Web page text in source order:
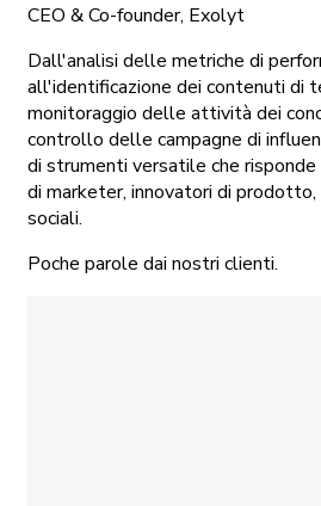
CEO & Co-founder, Exolyt
Dall'analisi delle metriche di
all'identificazione dei contenuti di
monitoraggio delle attività dei
controllo delle campagne di
di strumenti versatile che
di marketer, innovatori di prodotto,
sociali.
Poche parole dai nostri clienti.